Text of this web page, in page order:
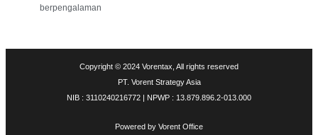
berpengalaman
Copyright © 2024 Vorentax, All rights reserved
PT. Vorent Strategy Asia
NIB : 3110240216772 | NPWP : 13.879.896.2-013.000
Powered by Vorent Office